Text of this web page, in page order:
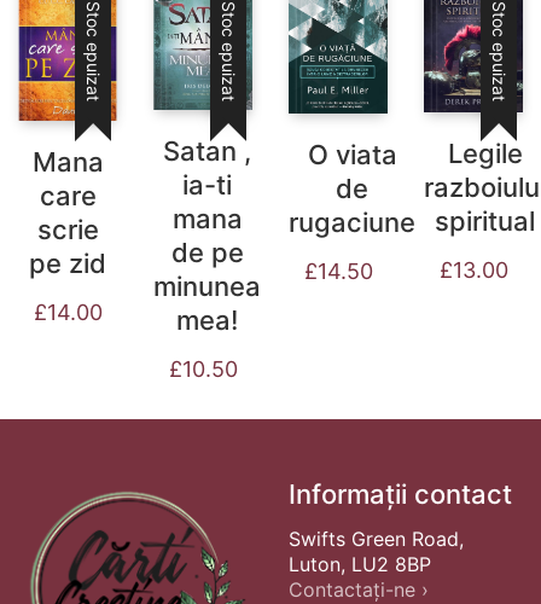
Stoc epuizat
Mana
care
scrie
pe zid
£14.00
Stoc epuizat
Satan ,
ia-ti
mana
de pe
minunea
mea!
£10.50
O viata
de
rugaciune
£14.50
Stoc epuizat
Legile
spiritual
£13.00
Informații contact
Swifts Green Road,
Luton, LU2 8BP
Contactați-ne ›